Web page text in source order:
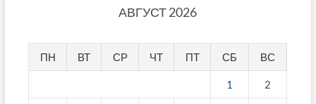
АВГУСТ 2026
ПН ВТ СР ЧТ ПТ СБ ВС
1 2